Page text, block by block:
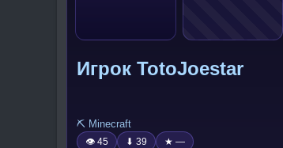
Игрок TotoJoestar
⛏️ Minecraft
👁 45 ⬇ 39 ★ —